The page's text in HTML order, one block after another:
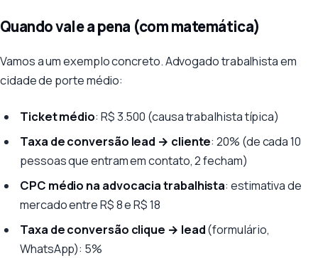
Quando vale a pena (com matemática)
Vamos a um exemplo concreto. Advogado trabalhista em
cidade de porte médio:
Ticket médio: R$ 3.500 (causa trabalhista típica)
Taxa de conversão lead → cliente: 20% (de cada 10
pessoas que entram em contato, 2 fecham)
CPC médio na advocacia trabalhista: estimativa de
mercado entre R$ 8 e R$ 18
Taxa de conversão clique → lead(formulário,
WhatsApp): 5%